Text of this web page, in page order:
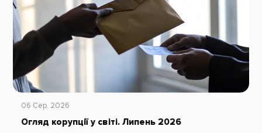
06 Сер, 2026
Огляд корупції у світі. Липень 2026